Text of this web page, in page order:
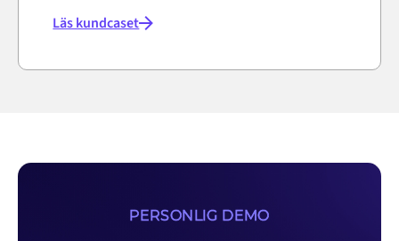
Läs kundcaset
PERSONLIG DEMO